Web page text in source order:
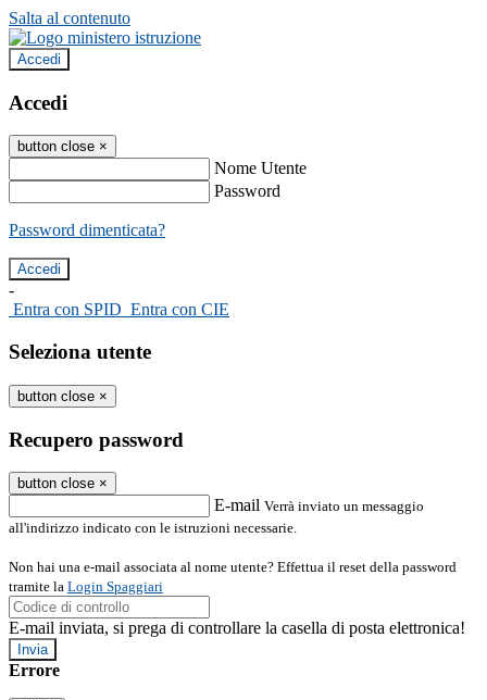
Salta al contenuto
Accedi
Accedi
button close ×
Nome Utente
Password
Password dimenticata?
-
Entra con SPID Entra con CIE
Seleziona utente
button close ×
Recupero password
button close ×
E-mail Verrà inviato un messaggio
all'indirizzo indicato con le istruzioni necessarie.
Non hai una e-mail associata al nome utente? Effettua il reset della password
tramite la Login Spaggiari
E-mail inviata, si prega di controllare la casella di posta elettronica!
Errore